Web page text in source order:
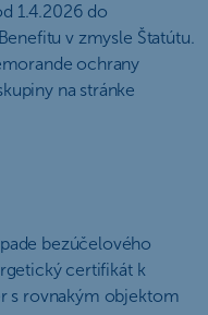
1.4.2026 do
v zmysle Štatútu.
ochrany
na stránke
bezúčelového
certifikát k
s rovnakým objektom